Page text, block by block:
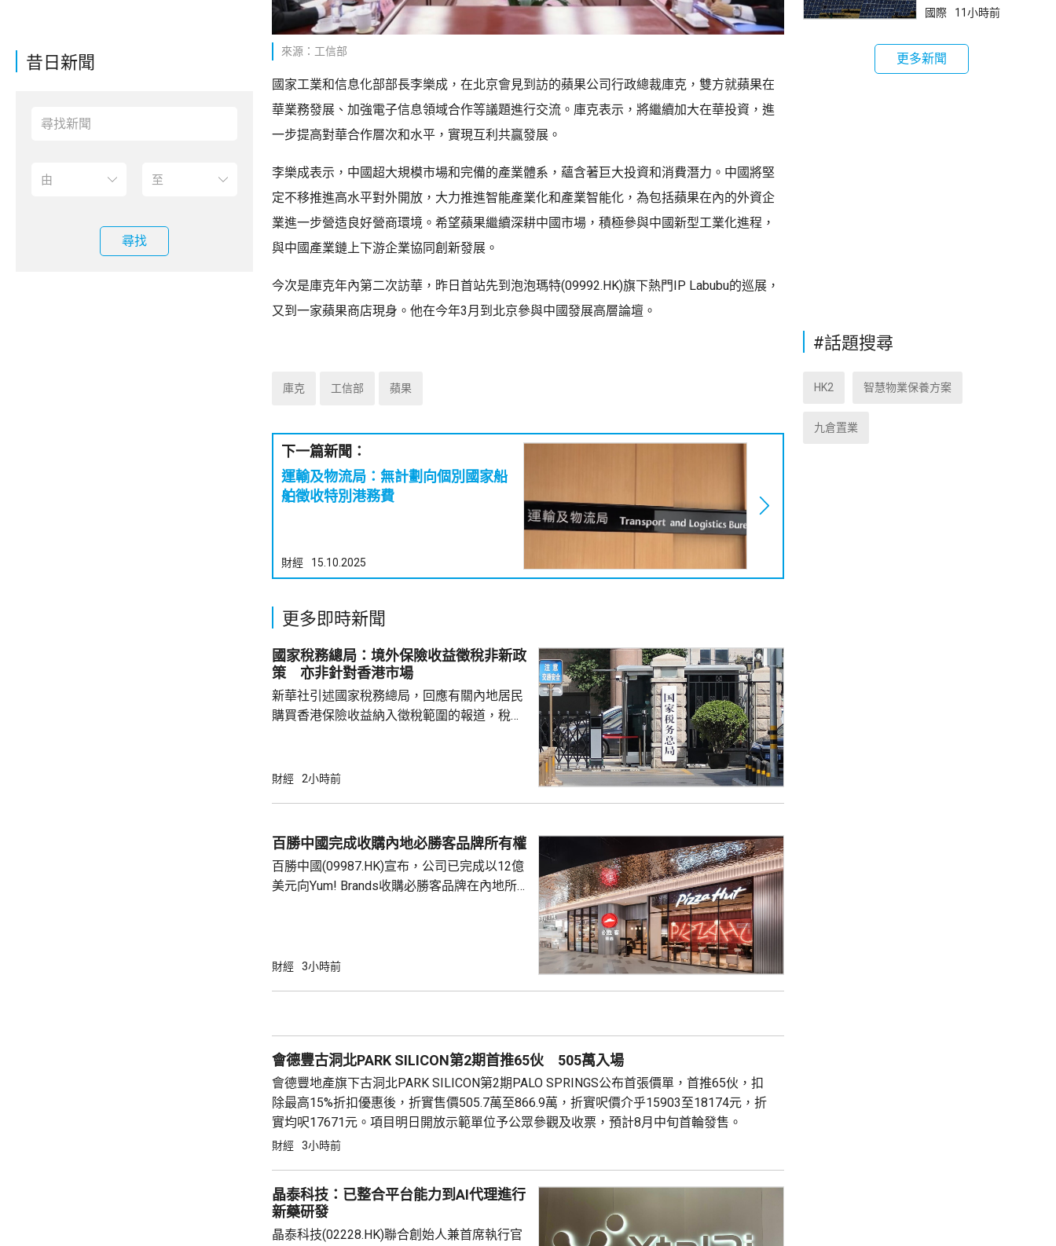
昔日新聞
尋找
來源：工信部
國家工業和信息化部部長李樂成，在北京會見到訪的蘋果公司行政總裁庫克，雙方就蘋果在
華業務發展、加強電子信息領域合作等議題進行交流。庫克表示，將繼續加大在華投資，進
一步提高對華合作層次和水平，實現互利共贏發展。
李樂成表示，中國超大規模市場和完備的產業體系，蘊含著巨大投資和消費潛力。中國將堅
定不移推進高水平對外開放，大力推進智能產業化和產業智能化，為包括蘋果在內的外資企
業進一步營造良好營商環境。希望蘋果繼續深耕中國市場，積極參與中國新型工業化進程，
與中國產業鏈上下游企業協同創新發展。
今次是庫克年內第二次訪華，昨日首站先到泡泡瑪特(09992.HK)旗下熱門IP Labubu的巡展，
又到一家蘋果商店現身。他在今年3月到北京參與中國發展高層論壇。
庫克 工信部 蘋果
下一篇新聞：
運輸及物流局：無計劃向個別國家船
舶徵收特別港務費
財經 15.10.2025
更多即時新聞
國家稅務總局：境外保險收益徵稅非新政
策 亦非針對香港市場
新華社引述國家稅務總局，回應有關內地居民
購買香港保險收益納入徵稅範圍的報道，稅務
行納稅義務，境外保險收益也屬於應納稅所得
從境外取得，包括保險收益在內，應依法繳納
個人所得稅，是國際通行做法，亦是中國個人
所得稅法實施以來，一直堅持的基本原則...
財經 2小時前
百勝中國完成收購內地必勝客品牌所有權
百勝中國(09987.HK)宣布，公司已完成以12億
美元向Yum! Brands收購必勝客品牌在內地所
800家。 免去向Yum! Brands支付3%的特許經
財經 3小時前
會德豐古洞北PARK SILICON第2期首推65伙 505萬入場
會德豐地產旗下古洞北PARK SILICON第2期PALO SPRINGS公布首張價單，首推65伙，扣
除最高15%折扣優惠後，折實售價505.7萬至866.9萬，折實呎價介乎15903至18174元，折
實均呎17671元。項目明日開放示範單位予公眾參觀及收票，預計8月中旬首輪發售。
財經 3小時前
晶泰科技：已整合平台能力到AI代理進行
新藥研發
晶泰科技(02228.HK)聯合創始人兼首席執行官
克：中國無法再
國際 11小時前
更多新聞
#話題搜尋
HK2 智慧物業保養方案
九倉置業